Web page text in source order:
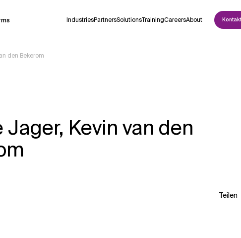
IndustriesPartnersSolutionsTrainingCareersAbout Kontakt
oder
den Bekerom
Kevin van den
Teilen